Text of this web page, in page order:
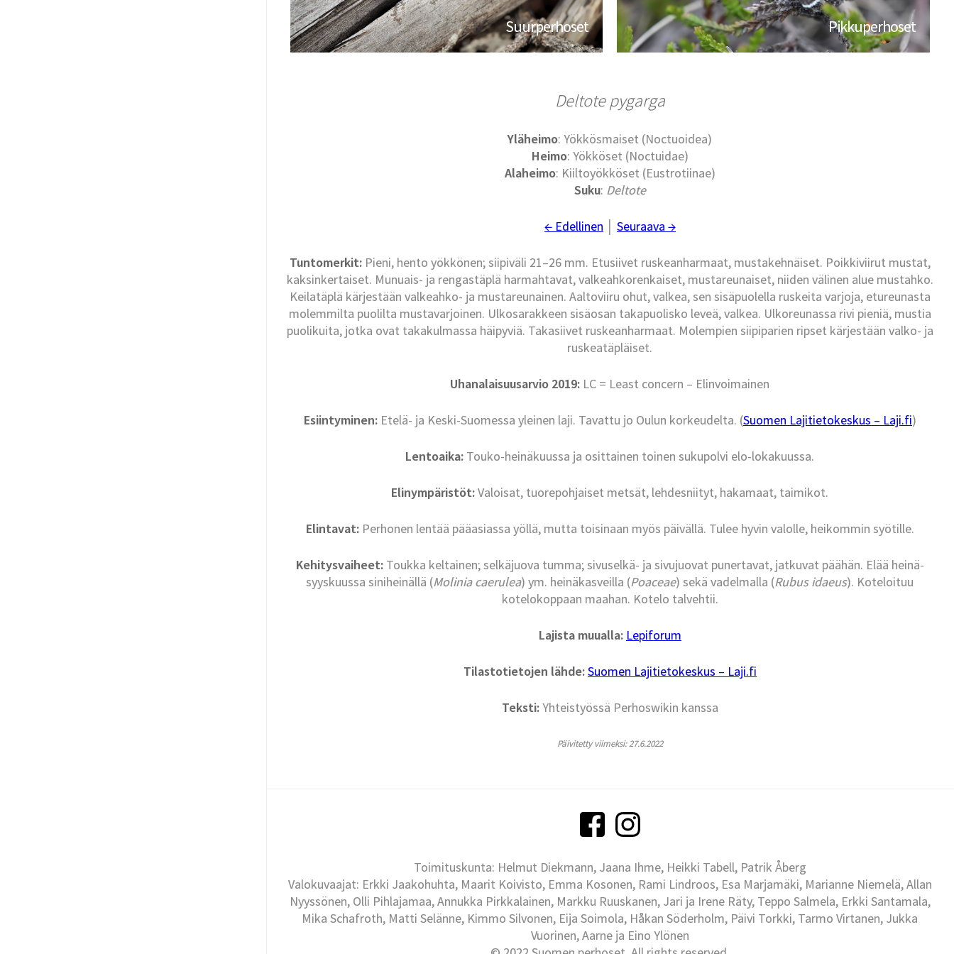
Suurperhoset Pikkuperhoset
Deltote pygarga
Yläheimo: Yökkösmaiset (Noctuoidea)
Heimo: Yökköset (Noctuidae)
Alaheimo: Kiiltoyökköset (Eustrotiinae)
Suku: Deltote
← Edellinen Seuraava →
Tuntomerkit:Pieni, hento yökkönen; siipiväli 21–26 mm. Etusiivet ruskeanharmaat, mustakehnäiset. Poikkiviirut mustat,
kaksinkertaiset. Munuais- ja rengastäplä harmahtavat, valkeahkorenkaiset, mustareunaiset, niiden välinen alue mustahko.
Keilatäplä kärjestään valkeahko- ja mustareunainen. Aaltoviiru ohut, valkea, sen sisäpuolella ruskeita varjoja, etureunasta
molemmilta puolilta mustavarjoinen. Ulkosarakkeen sisäosan takapuolisko leveä, valkea. Ulkoreunassa rivi pieniä, mustia
puolikuita, jotka ovat takakulmassa häipyviä. Takasiivet ruskeanharmaat. Molempien siipiparien ripset kärjestään valko- ja
ruskeatäpläiset.
Uhanalaisuusarvio 2019: LC = Least concern – Elinvoimainen
Esiintyminen:Etelä- ja Keski-Suomessa yleinen laji. Tavattu jo Oulun korkeudelta. (Suomen Lajitietokeskus – Laji.fi)
Lentoaika: Touko-heinäkuussa ja osittainen toinen sukupolvi elo-lokakuussa.
Elinympäristöt:Valoisat, tuorepohjaiset metsät, lehdesniityt, hakamaat, taimikot.
Elintavat:Perhonen lentää pääasiassa yöllä, mutta toisinaan myös päivällä. Tulee hyvin valolle, heikommin syötille.
Kehitysvaiheet:Toukka keltainen; selkäjuova tumma; sivuselkä- ja sivujuovat punertavat, jatkuvat päähän. Elää heinä-
syyskuussa siniheinällä (Molinia caerulea) ym. heinäkasveilla (Poaceae) sekä vadelmalla (Rubus idaeus). Koteloituu
kotelokoppaan maahan. Kotelo talvehtii.
Lajista muualla: Lepiforum
Tilastotietojen lähde:Suomen Lajitietokeskus – Laji.fi
Teksti:Yhteistyössä Perhoswikin kanssa
Päivitetty viimeksi: 27.6.2022
Toimituskunta: Helmut Diekmann, Jaana Ihme, Heikki Tabell, Patrik Åberg
Valokuvaajat: Erkki Jaakohuhta, Maarit Koivisto, Emma Kosonen, Rami Lindroos, Esa Marjamäki, Marianne Niemelä, Allan
Nyyssönen, Olli Pihlajamaa, Annukka Pirkkalainen, Markku Ruuskanen, Jari ja Irene Räty, Teppo Salmela, Erkki Santamala,
Mika Schafroth, Matti Selänne, Kimmo Silvonen, Eija Soimola, Håkan Söderholm, Päivi Torkki, Tarmo Virtanen, Jukka
Vuorinen, Aarne ja Eino Ylönen